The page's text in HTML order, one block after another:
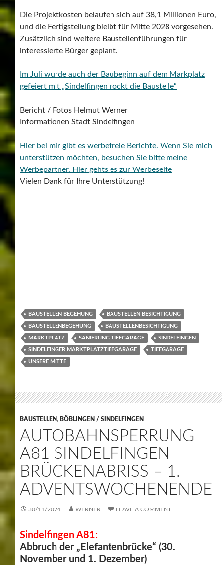
Die Projektkosten belaufen sich auf 38,1 Millionen Euro,
und die Fertigstellung bleibt für Mitte 2028 vorgesehen.
Zusätzlich sind weitere Baustellenführungen für
interessierte Bürger geplant.
Im Juli wurde auch der Baubeginn auf dem Markplatz
gefeiert mit „Sindelfingen rockt die Baustelle“
Bericht / Fotos Helmut Werner
Informationen Stadt Sindelfingen
Hier bei mir gibt es werbefreie Berichte. Wenn Sie mich
unterstützen möchten, besuchen Sie bitte meine
Werbepartner. Hier gehts es zur Werbeseite
Vielen Dank für Ihre Unterstützung!
BAUSTELLEN BEGEHUNG BAUSTELLEN BESICHTIGUNG
BAUSTELLENBEGEHUNG BAUSTELLENBESICHTIGUNG
MARKTPLATZ SANIERUNG TIEFGARAGE SINDELFINGEN
SINDELFINGER MARKTPLATZTIEFGARAGE TIEFGARAGE
UNSERE MITTE
BAUSTELLEN, BÖBLINGEN / SINDELFINGEN
AUTOBAHNSPERRUNG
A81 SINDELFINGEN
BRÜCKENABRISS – 1.
ADVENTSWOCHENENDE
30/11/2024 WERNER LEAVE A COMMENT
Sindelfingen A81:
Abbruch der „Elefantenbrücke“ (30.
November und 1. Dezember)